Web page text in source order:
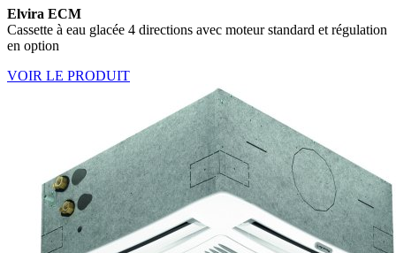
Elvira ECM
Cassette à eau glacée 4 directions avec moteur standard et régulation
en option
VOIR LE PRODUIT